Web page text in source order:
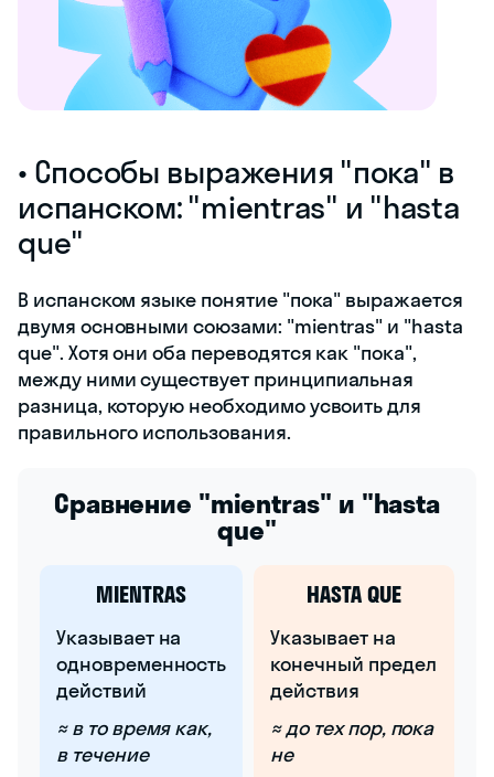
• Способы выражения "пока" в
испанском: "mientras" и "hasta
que"
В испанском языке понятие "пока" выражается
двумя основными союзами: "mientras" и "hasta
que". Хотя они оба переводятся как "пока",
между ними существует принципиальная
разница, которую необходимо усвоить для
правильного использования.
Сравнение "mientras" и "hasta
que"
MIENTRAS
Указывает на
одновременность
действий
≈ в то время как,
в течение
HASTA QUE
Указывает на
конечный предел
действия
≈ до тех пор, пока
не